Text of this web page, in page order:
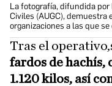
La fotografía, difundida por
Civiles (AUGC), demuestra
organizaciones a las que
Tras el
fardos de hachís,
1.120 kilos, así